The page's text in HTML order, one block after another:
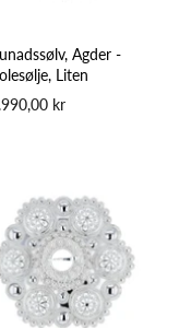
Agder -
Liten
kr